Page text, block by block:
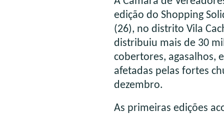
edição do Shopping
(26), no distrito Vila
distribuiu mais de 30
cobertores, agasalhos,
afetadas pelas fortes
dezembro.
As primeiras edições